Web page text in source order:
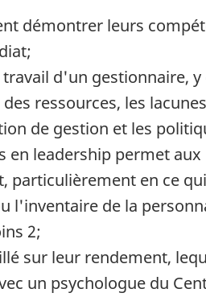
démontrer leurs
d'un gestionnaire,
ressources, les
de gestion et les
leadership permet
en ce
l'inventaire de la
2;
sur leur rendement,
un psychologue du